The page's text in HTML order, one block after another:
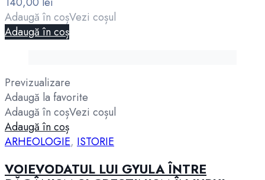
Adaugă în coșVezi coșul
Adaugă în coș
Previzualizare
Adaugă la favorite
Adaugă în coșVezi coșul
Adaugă în coș
ARHEOLOGIE, ISTORIE
VOIEVODATUL LUI GYULA ÎNTRE